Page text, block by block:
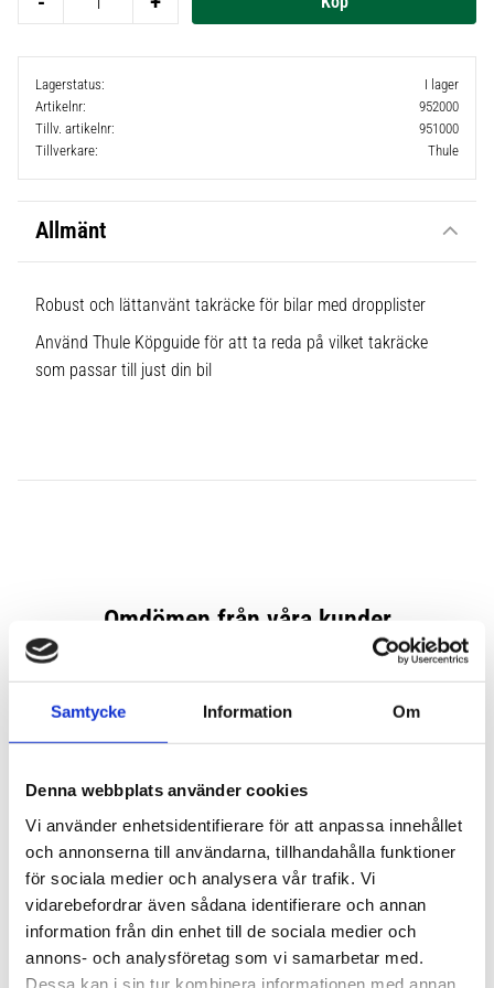
Samtycke Information Om
Denna webbplats använder cookies
Vi använder enhetsidentifierare för att anpassa innehållet
och annonserna till användarna, tillhandahålla funktioner
för sociala medier och analysera vår trafik. Vi
vidarebefordrar även sådana identifierare och annan
information från din enhet till de sociala medier och
annons- och analysföretag som vi samarbetar med.
Dessa kan i sin tur kombinera informationen med annan
Lagerstatus
I lager
Artikelnr
952000
Tillv. artikelnr
951000
Tillverkare
Thule
Allmänt
Robust och lättanvänt takräcke för bilar med dropplister
Använd Thule Köpguide för att ta reda på vilket takräcke
som passar till just din bil